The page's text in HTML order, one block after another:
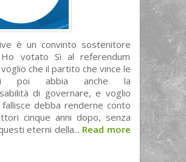
è un convinto sostenitore
votato Sì al referendum
che il partito che vince le
poi abbia anche la
di governare, e voglio
fallisce debba renderne conto
cinque anni dopo, senza
eterni della... Read more